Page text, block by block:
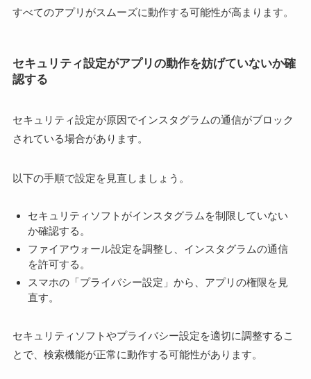
すべてのアプリがスムーズに動作する可能性が高まります。
セキュリティ設定がアプリの動作を妨げていないか確
認する
セキュリティ設定が原因でインスタグラムの通信がブロック
されている場合があります。
以下の手順で設定を見直しましょう。
セキュリティソフトがインスタグラムを制限していない
か確認する。
ファイアウォール設定を調整し、インスタグラムの通信
を許可する。
スマホの「プライバシー設定」から、アプリの権限を見
直す。
セキュリティソフトやプライバシー設定を適切に調整するこ
とで、検索機能が正常に動作する可能性があります。